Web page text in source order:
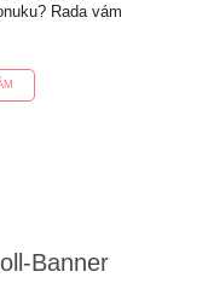
Rada vám
Banner